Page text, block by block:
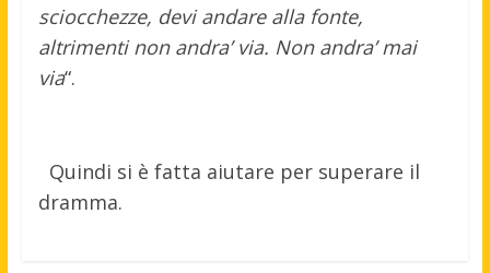
sciocchezze, devi andare alla fonte,
altrimenti non andra’ via. Non andra’ mai
via“.
Quindi si è fatta aiutare per superare il
dramma.